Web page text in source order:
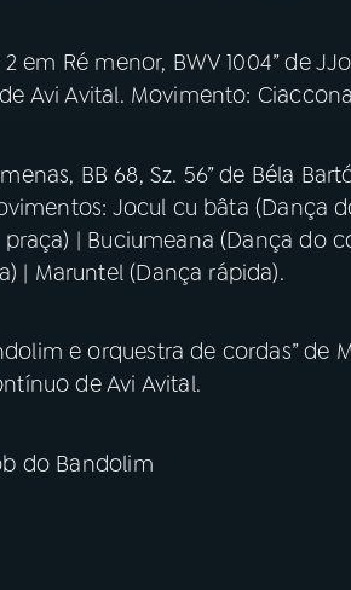
em Ré menor, BWV 1004” de
Avi Avital. Movimento:
BB 68, Sz. 56” de Béla
Jocul cu bâta (Dança
| Buciumeana (Dança do
| Maruntel (Dança rápida).
e orquestra de cordas” de
de Avi Avital.
do Bandolim